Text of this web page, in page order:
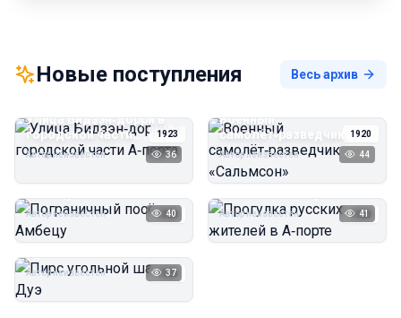
Новые поступления Весь архив
1923
Улица Бидзэн‑дорри в
городской части
А‑порта
Автор неизвестен 36
1920
Военный
самолёт‑разведчик
«Сальмсон»
Автор неизвестен 44
1923
Автор неизвестен 40 1923
Прогулка русских
Автор неизвестен 41
1923
Пирс угольной шахты
Автор неизвестен 37